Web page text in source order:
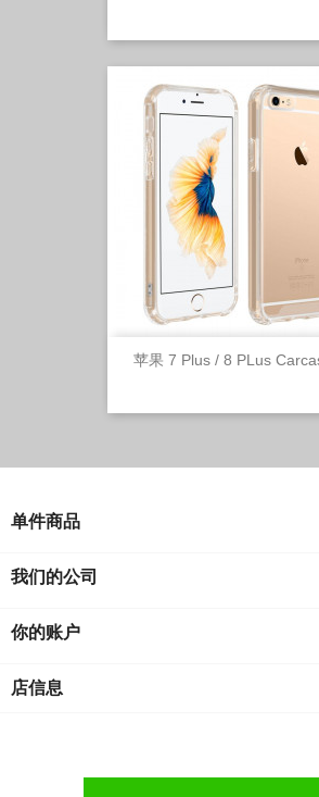
苹果 7 Plus / 8 PLus
单件商品
我们的公司
你的账户
店信息